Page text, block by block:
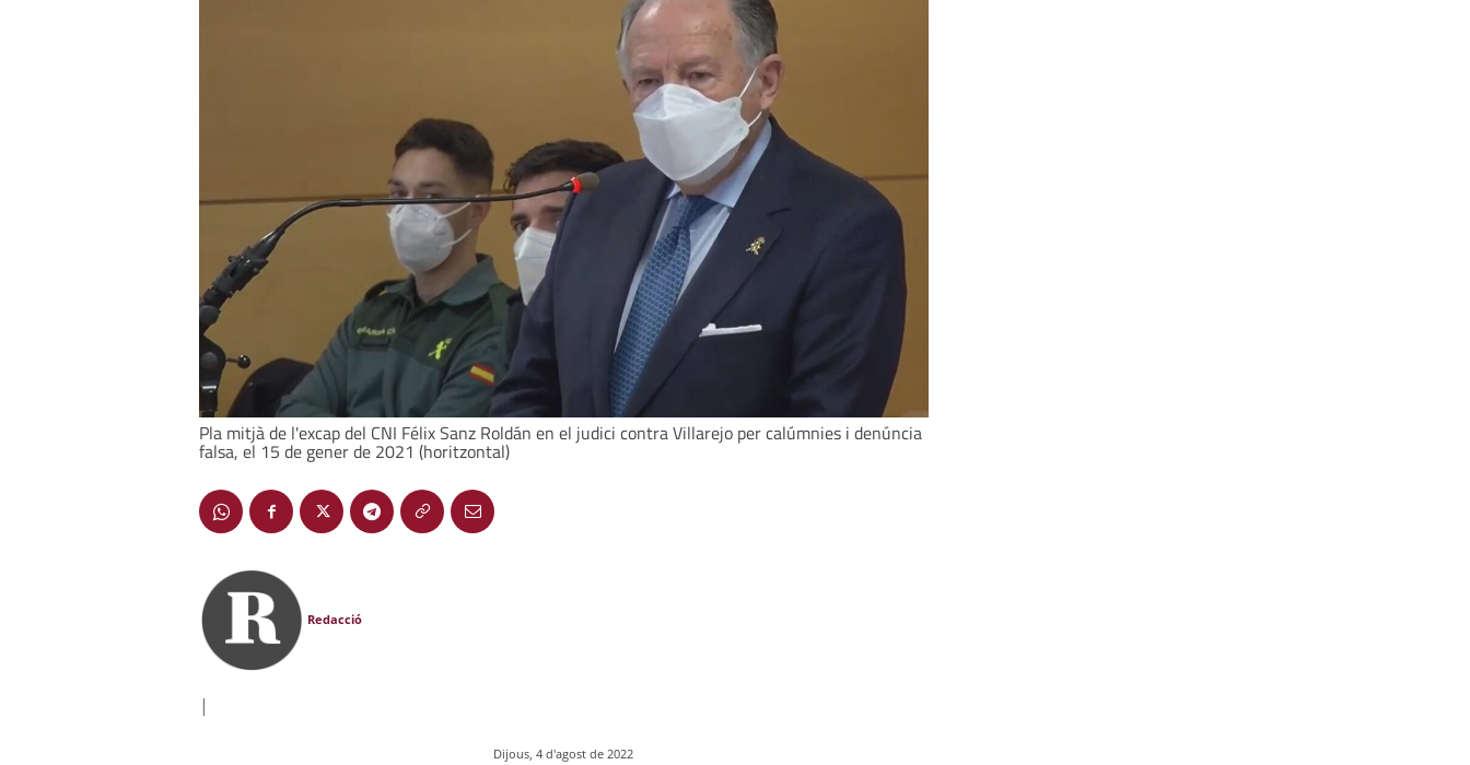
Pla mitjà de l'excap del CNI Félix Sanz Roldán en el judici contra Villarejo per calúmnies i denúncia
falsa, el 15 de gener de 2021 (horitzontal)
Redacció
|
Dijous, 4 d'agost de 2022